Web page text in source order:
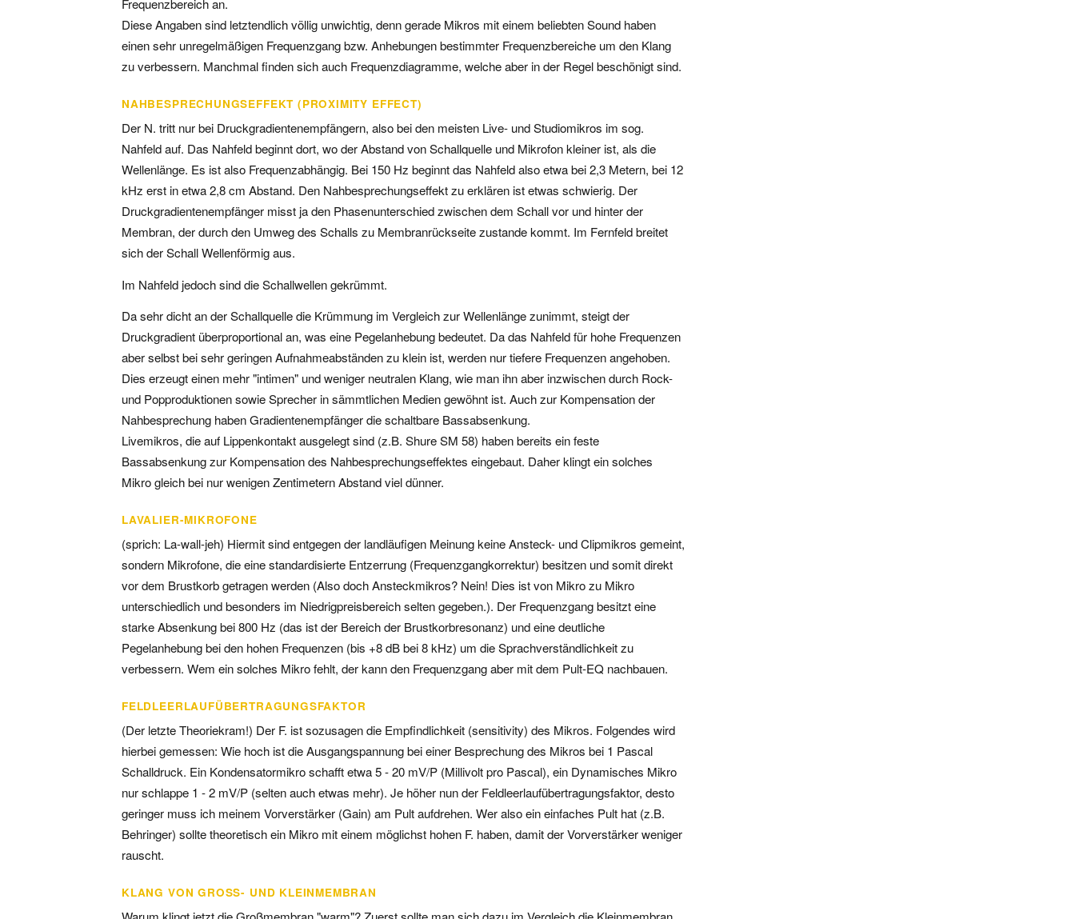
Frequenzbereich an.
Diese Angaben sind letztendlich völlig unwichtig, denn gerade Mikros mit einem beliebten Sound haben
einen sehr unregelmäßigen Frequenzgang bzw. Anhebungen bestimmter Frequenzbereiche um den Klang
zu verbessern. Manchmal finden sich auch Frequenzdiagramme, welche aber in der Regel beschönigt sind.
NAHBESPRECHUNGSEFFEKT (PROXIMITY EFFECT)
Der N. tritt nur bei Druckgradientenempfängern, also bei den meisten Live- und Studiomikros im sog.
Nahfeld auf. Das Nahfeld beginnt dort, wo der Abstand von Schallquelle und Mikrofon kleiner ist, als die
Wellenlänge. Es ist also Frequenzabhängig. Bei 150 Hz beginnt das Nahfeld also etwa bei 2,3 Metern, bei 12
kHz erst in etwa 2,8 cm Abstand. Den Nahbesprechungseffekt zu erklären ist etwas schwierig. Der
Druckgradientenempfänger misst ja den Phasenunterschied zwischen dem Schall vor und hinter der
Membran, der durch den Umweg des Schalls zu Membranrückseite zustande kommt. Im Fernfeld breitet
sich der Schall Wellenförmig aus.
Im Nahfeld jedoch sind die Schallwellen gekrümmt.
Da sehr dicht an der Schallquelle die Krümmung im Vergleich zur Wellenlänge zunimmt, steigt der
Druckgradient überproportional an, was eine Pegelanhebung bedeutet. Da das Nahfeld für hohe Frequenzen
aber selbst bei sehr geringen Aufnahmeabständen zu klein ist, werden nur tiefere Frequenzen angehoben.
Dies erzeugt einen mehr "intimen" und weniger neutralen Klang, wie man ihn aber inzwischen durch Rock-
und Popproduktionen sowie Sprecher in sämmtlichen Medien gewöhnt ist. Auch zur Kompensation der
Nahbesprechung haben Gradientenempfänger die schaltbare Bassabsenkung.
Livemikros, die auf Lippenkontakt ausgelegt sind (z.B. Shure SM 58) haben bereits ein feste
Bassabsenkung zur Kompensation des Nahbesprechungseffektes eingebaut. Daher klingt ein solches
Mikro gleich bei nur wenigen Zentimetern Abstand viel dünner.
LAVALIER-MIKROFONE
(sprich: La-wall-jeh) Hiermit sind entgegen der landläufigen Meinung keine Ansteck- und Clipmikros gemeint,
sondern Mikrofone, die eine standardisierte Entzerrung (Frequenzgangkorrektur) besitzen und somit direkt
vor dem Brustkorb getragen werden (Also doch Ansteckmikros? Nein! Dies ist von Mikro zu Mikro
unterschiedlich und besonders im Niedrigpreisbereich selten gegeben.). Der Frequenzgang besitzt eine
starke Absenkung bei 800 Hz (das ist der Bereich der Brustkorbresonanz) und eine deutliche
Pegelanhebung bei den hohen Frequenzen (bis +8 dB bei 8 kHz) um die Sprachverständlichkeit zu
verbessern. Wem ein solches Mikro fehlt, der kann den Frequenzgang aber mit dem Pult-EQ nachbauen.
FELDLEERLAUFÜBERTRAGUNGSFAKTOR
(Der letzte Theoriekram!) Der F. ist sozusagen die Empfindlichkeit (sensitivity) des Mikros. Folgendes wird
hierbei gemessen: Wie hoch ist die Ausgangspannung bei einer Besprechung des Mikros bei 1 Pascal
Schalldruck. Ein Kondensatormikro schafft etwa 5 - 20 mV/P (Millivolt pro Pascal), ein Dynamisches Mikro
nur schlappe 1 - 2 mV/P (selten auch etwas mehr). Je höher nun der Feldleerlaufübertragungsfaktor, desto
geringer muss ich meinem Vorverstärker (Gain) am Pult aufdrehen. Wer also ein einfaches Pult hat (z.B.
Behringer) sollte theoretisch ein Mikro mit einem möglichst hohen F. haben, damit der Vorverstärker weniger
rauscht.
KLANG VON GROSS- UND KLEINMEMBRAN